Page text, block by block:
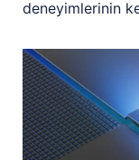
deneyimlerinin